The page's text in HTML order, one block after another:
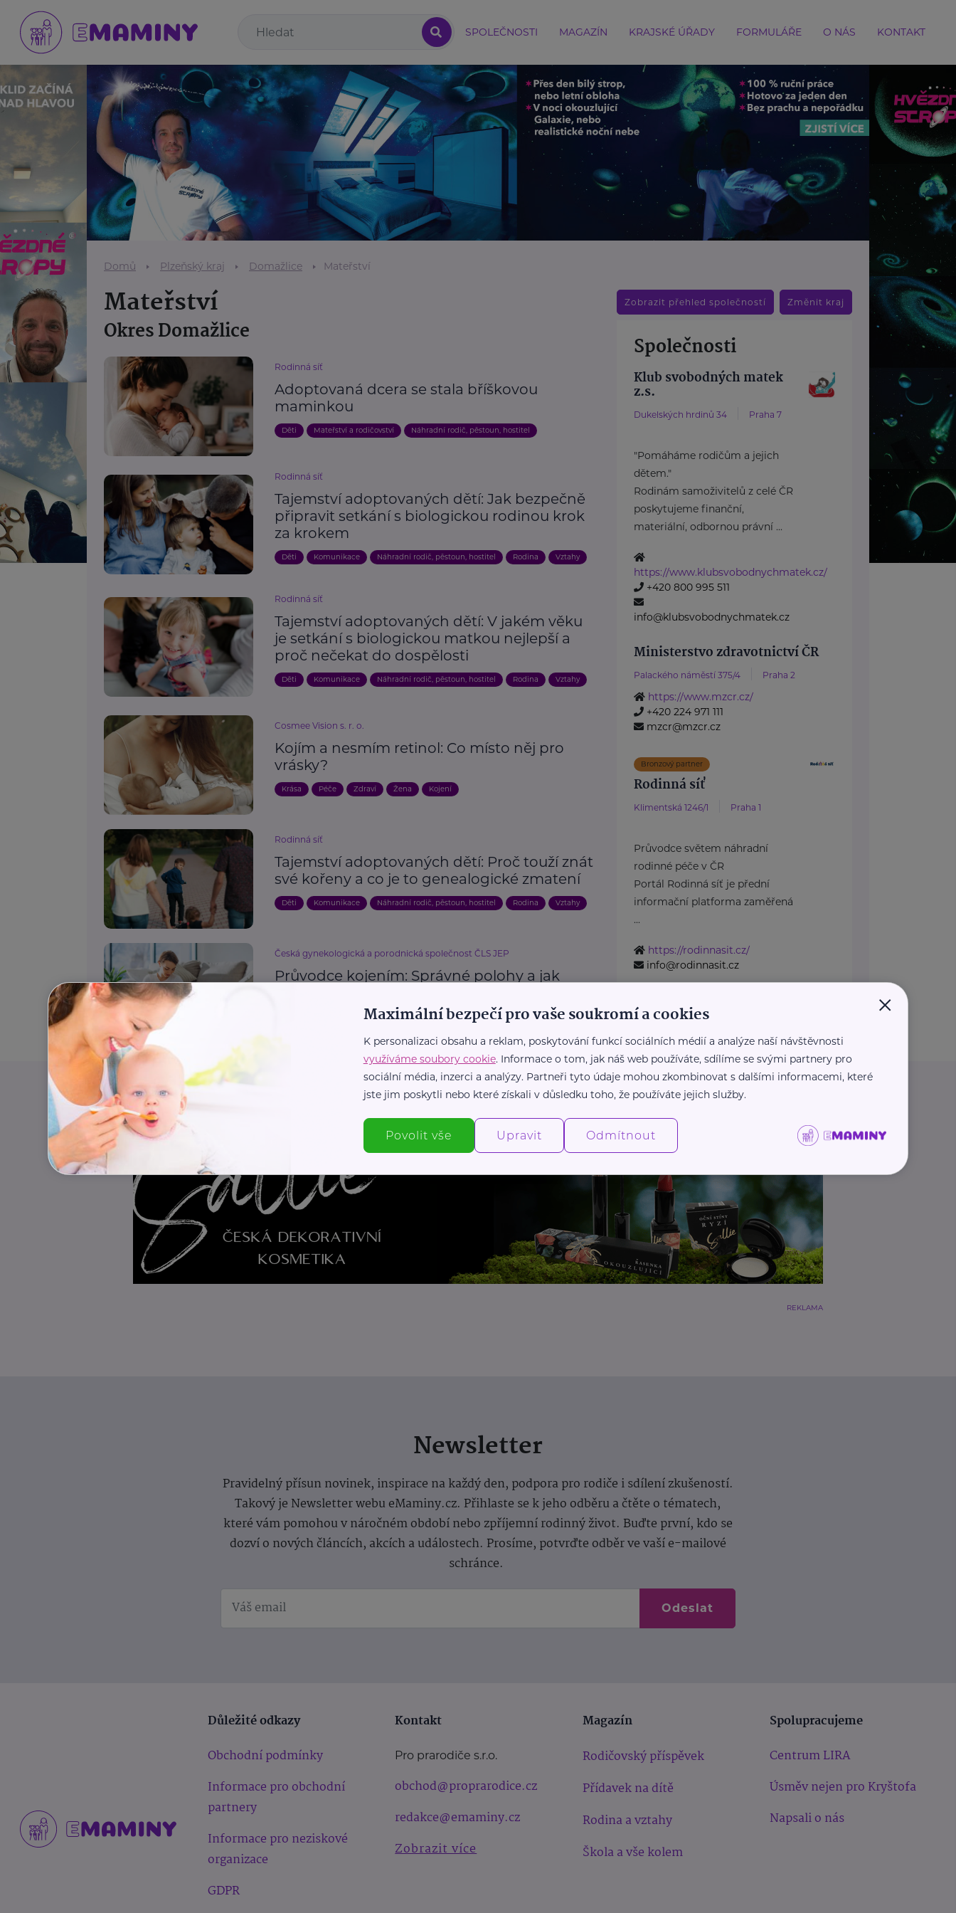
SPOLEČNOSTI MAGAZÍN KRAJSKÉ ÚŘADY FORMULÁŘE O NÁS KONTAKT
Domů Plzeňský kraj Domažlice Mateřství
Mateřství
Okres Domažlice
Rodinná síť
Adoptovaná dcera se stala bříškovou
maminkou
Děti Mateřství a rodičovství Náhradní rodič, pěstoun, hostitel
Rodinná síť
Tajemství adoptovaných dětí: Jak bezpečně
připravit setkání s biologickou rodinou krok
za krokem
Děti Komunikace Náhradní rodič, pěstoun, hostitel Rodina Vztahy
Rodinná síť
Tajemství adoptovaných dětí: V jakém věku
je setkání s biologickou matkou nejlepší a
proč nečekat do dospělosti
Děti Komunikace Náhradní rodič, pěstoun, hostitel Rodina Vztahy
Cosmee Vision s. r. o.
Kojím a nesmím retinol: Co místo něj pro
vrásky?
Krása Péče Zdraví Žena Kojení
Rodinná síť
Tajemství adoptovaných dětí: Proč touží znát
své kořeny a co je to genealogické zmatení
Děti Komunikace Náhradní rodič, pěstoun, hostitel Rodina Vztahy
Česká gynekologická a porodnická společnost ČLS JEP
Průvodce kojením: Správné polohy a jak
Mateřství a rodičovství Žena
Další články
Zobrazit přehled společností Změnit kraj
Společnosti
Klub svobodných matek
z.s.
Dukelských hrdinů 34 Praha 7
"Pomáháme rodičům a jejich
dětem."
Rodinám samoživitelů z celé ČR
poskytujeme finanční,
materiální, odbornou právní ...
https://www.klubsvobodnychmatek.cz/
+420 800 995 511
info@klubsvobodnychmatek.cz
Ministerstvo zdravotnictví ČR
Palackého náměstí 375/4 Praha 2
https://www.mzcr.cz/
+420 224 971 111
mzcr@mzcr.cz
Bronzový partner
Rodinná síť
Klimentská 1246/1 Praha 1
Průvodce světem náhradní
rodinné péče v ČR
Portál Rodinná síť je přední
informační platforma zaměřená
...
https://rodinnasit.cz/
info@rodinnasit.cz
Zobrazit přehled společností
REKLAMA
Newsletter
Pravidelný přísun novinek, inspirace na každý den, podpora pro rodiče i sdílení zkušeností.
Takový je Newsletter webu eMaminy.cz. Přihlaste se k jeho odběru a čtěte o tématech,
které vám pomohou v náročném období nebo zpříjemní rodinný život. Buďte první, kdo se
dozví o nových článcích, akcích a událostech. Prosíme, potvrďte odběr ve vaší e-mailové
schránce.
Odeslat
Důležité odkazy
Obchodní podmínky
Informace pro obchodní
partnery
Informace pro neziskové
organizace
GDPR
Kontakt
Pro prarodiče s.r.o.
obchod@proprarodice.cz
redakce@emaminy.cz
Zobrazit více
Magazín
Rodičovský příspěvek
Přídavek na dítě
Rodina a vztahy
Škola a vše kolem
Spolupracujeme
Centrum LIRA
Úsměv nejen pro Kryštofa
Napsali o nás
×
Maximální bezpečí pro vaše soukromí a cookies
K personalizaci obsahu a reklam, poskytování funkcí sociálních médií a analýze naší návštěvnosti
využíváme soubory cookie. Informace o tom, jak náš web používáte, sdílíme se svými partnery pro
sociální média, inzerci a analýzy. Partneři tyto údaje mohou zkombinovat s dalšími informacemi, které
jste jim poskytli nebo které získali v důsledku toho, že používáte jejich služby.
Povolit vše Upravit Odmítnout